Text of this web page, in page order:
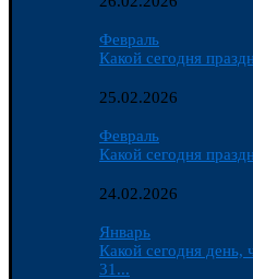
Февраль
Какой сегодня
25.02.2026
Февраль
Какой сегодня
24.02.2026
Январь
Какой сегодня
31...